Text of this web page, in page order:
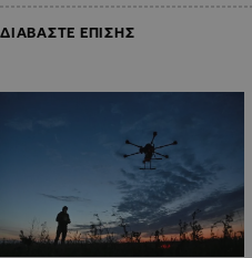
ΔΙΑΒΑΣΤΕ ΕΠΙΣΗΣ